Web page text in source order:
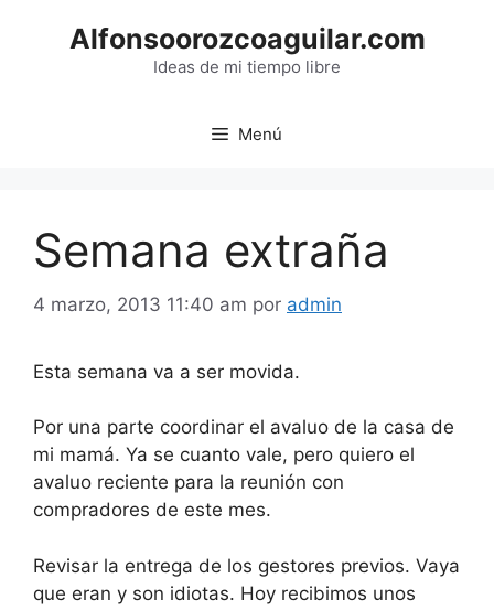
Alfonsoorozcoaguilar.com
Ideas de mi tiempo libre
Menú
Semana extraña
4 marzo, 2013 11:40 am por admin
Esta semana va a ser movida.
Por una parte coordinar el avaluo de la casa de
mi mamá. Ya se cuanto vale, pero quiero el
avaluo reciente para la reunión con
compradores de este mes.
Revisar la entrega de los gestores previos. Vaya
que eran y son idiotas. Hoy recibimos unos